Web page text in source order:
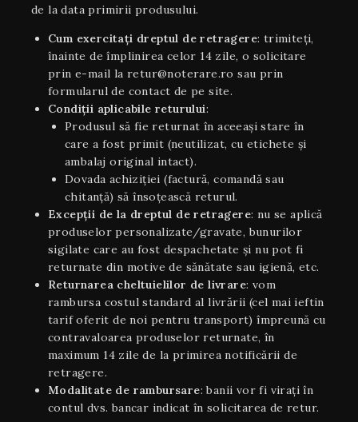
de la data primirii produsului.
Cum exercitați dreptul de retragere: trimiteți,
înainte de împlinirea celor 14 zile, o solicitare
prin e-mail la retur@noterare.ro sau prin
formularul de contact de pe site.
Condiţii aplicabile returului:
Produsul să fie returnat în aceeaşi stare în
care a fost primit (neutilizat, cu etichete și
ambalaj original intact).
Dovada achiziției (factură, comandă sau
chitanță) să însoțească returul.
Excepții de la dreptul de retragere: nu se aplică
produselor personalizate/gravate, bunurilor
sigilate care au fost despachetate și nu pot fi
returnate din motive de sănătate sau igienă, etc.
Returnarea cheltuielilor de livrare: vom
rambursa costul standard al livrării (cel mai ieftin
tarif oferit de noi pentru transport) împreună cu
contravaloarea produselor returnate, în
maximum 14 zile de la primirea notificării de
retragere.
Modalitate de rambursare: banii vor fi virați în
contul dvs. bancar indicat în solicitarea de retur.